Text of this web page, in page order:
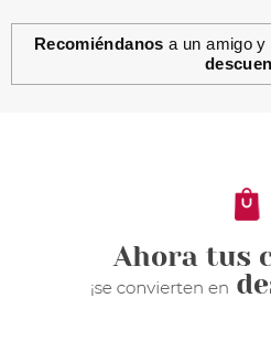
Recomiéndanos a un amigo